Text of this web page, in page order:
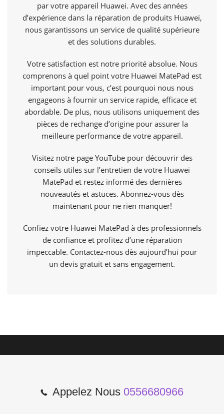
par votre appareil Huawei. Avec des années
d’expérience dans la réparation de produits Huawei,
nous garantissons un service de qualité supérieure
et des solutions durables.
Votre satisfaction est notre priorité absolue. Nous
comprenons à quel point votre Huawei MatePad est
important pour vous, c’est pourquoi nous nous
engageons à fournir un service rapide, efficace et
abordable. De plus, nous utilisons uniquement des
pièces de rechange d’origine pour assurer la
meilleure performance de votre appareil.
Visitez notre pageYouTubepour découvrir des
conseils utiles sur l’entretien de votre Huawei
MatePad et restez informé des dernières
nouveautés et astuces. Abonnez-vous dès
maintenant pour ne rien manquer!
Confiez votre Huawei MatePad à des professionnels
de confiance et profitez d’une réparation
impeccable. Contactez-nous dès aujourd’hui pour
un devis gratuit et sans engagement.
Appelez Nous 0556680966